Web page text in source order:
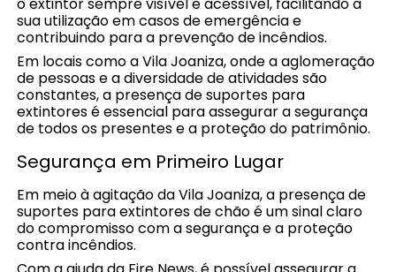
sua utilização em casos de emergência e
contribuindo para a prevenção de incêndios.
Em locais como a Vila Joaniza, onde a aglomeração
de pessoas e a diversidade de atividades são
constantes, a presença de suportes para
extintores é essencial para assegurar a segurança
de todos os presentes e a proteção do patrimônio.
Segurança em Primeiro Lugar
Em meio à agitação da Vila Joaniza, a presença de
suportes para extintores de chão é um sinal claro
do compromisso com a segurança e a proteção
contra incêndios.